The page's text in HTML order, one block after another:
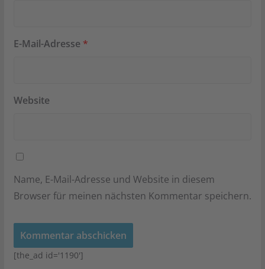
E-Mail-Adresse *
Website
Name, E-Mail-Adresse und Website in diesem
Browser für meinen nächsten Kommentar speichern.
[the_ad id='1190']